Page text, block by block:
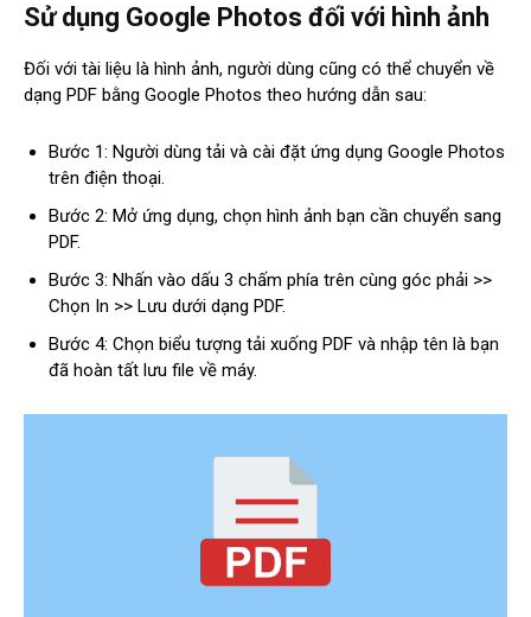
Sử dụng Google Photos đối với hình ảnh
Đối với tài liệu là hình ảnh, người dùng cũng có thể chuyển về
dạng PDF bằng Google Photos theo hướng dẫn sau:
Bước 1: Người dùng tải và cài đặt ứng dụng Google Photos
trên điện thoại.
Bước 2: Mở ứng dụng, chọn hình ảnh bạn cần chuyển sang
PDF.
Bước 3: Nhấn vào dấu 3 chấm phía trên cùng góc phải >>
Chọn In >> Lưu dưới dạng PDF.
Bước 4: Chọn biểu tượng tải xuống PDF và nhập tên là bạn
đã hoàn tất lưu file về máy.